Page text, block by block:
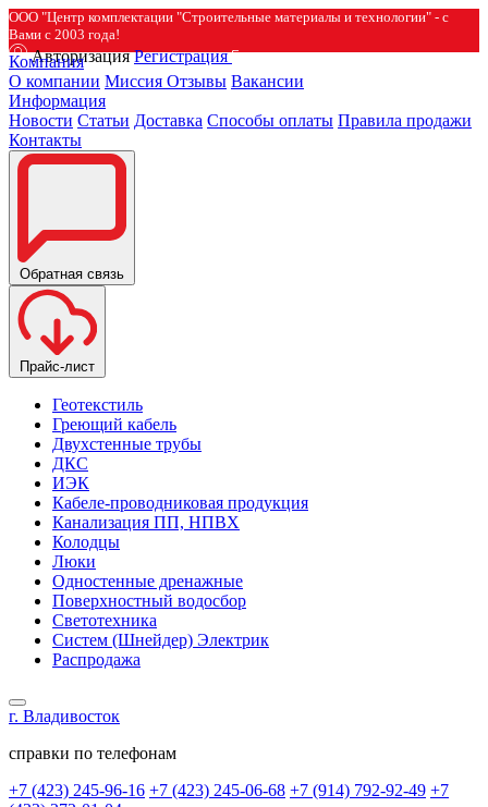
ООО "Центр комплектации "Строительные материалы и технологии" - с
Вами с 2003 года!
Авторизация Регистрация
Компания
О компании Миссия Отзывы Вакансии
Информация
Новости Статьи Доставка Способы оплаты Правила продажи
Контакты
Обратная связь
Прайс-лист
Геотекстиль
Греющий кабель
Двухстенные трубы
ДКС
ИЭК
Кабеле-проводниковая продукция
Канализация ПП, НПВХ
Колодцы
Люки
Одностенные дренажные
Поверхностный водосбор
Светотехника
Систем (Шнейдер) Электрик
Распродажа
г. Владивосток
справки по телефонам
+7 (423) 245-96-16 +7 (423) 245-06-68 +7 (914) 792-92-49 +7